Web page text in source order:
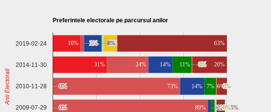
Preferintele electorale pe parcursul anilor
2019-02-24
2014-11-30
2010-11-28
2009-07-29
16%
31%
0%
0%
0%
0%
2%
2%
24%
73%
89%
10%
14%
14%
2%
2%
0%
0%
11%
7%
2%
2%
1%
1%
0%
0%
0%
0%
1%
1%
8%
0%
0%
0%
0%
0%
0%
63%
20%
6%
5%
5%
Anii Electorali